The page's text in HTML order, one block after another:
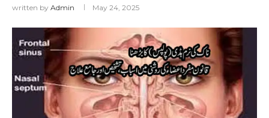
written by Admin May 24, 2025